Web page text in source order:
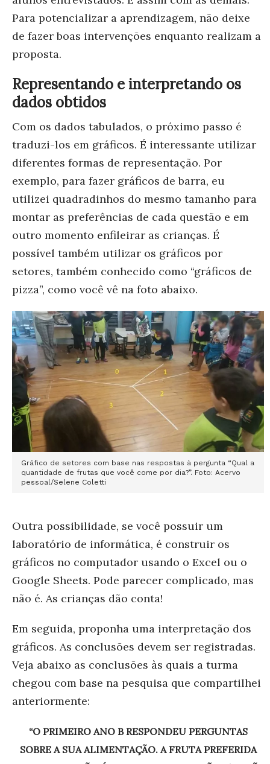
Para potencializar a aprendizagem, não deixe
de fazer boas intervenções enquanto realizam a
proposta.
Representando e interpretando os
dados obtidos
Com os dados tabulados, o próximo passo é
traduzi-los em gráficos. É interessante utilizar
diferentes formas de representação. Por
exemplo, para fazer gráficos de barra, eu
utilizei quadradinhos do mesmo tamanho para
montar as preferências de cada questão e em
outro momento enfileirar as crianças. É
possível também utilizar os gráficos por
setores, também conhecido como “gráficos de
pizza”, como você vê na foto abaixo.
Gráfico de setores com base nas respostas à pergunta “Qual a
quantidade de frutas que você come por dia?”. Foto: Acervo
pessoal/Selene Coletti
Outra possibilidade, se você possuir um
laboratório de informática, é construir os
gráficos no computador usando o Excel ou o
Google Sheets. Pode parecer complicado, mas
não é. As crianças dão conta!
Em seguida, proponha uma interpretação dos
gráficos. As conclusões devem ser registradas.
Veja abaixo as conclusões às quais a turma
chegou com base na pesquisa que compartilhei
anteriormente:
“O PRIMEIRO ANO B RESPONDEU PERGUNTAS
SOBRE A SUA ALIMENTAÇÃO. A FRUTA PREFERIDA